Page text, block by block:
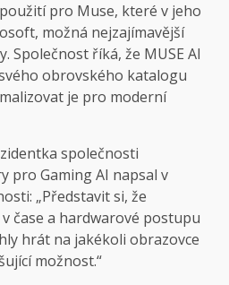
pro Muse, které v jeho
možná nejzajímavější
Společnost říká, že MUSE AI
obrovského katalogu
je pro moderní
společnosti
pro Gaming AI napsal v
„Představit si, že
čase a hardwarové postupu
hrát na jakékoli obrazovce
možnost.“